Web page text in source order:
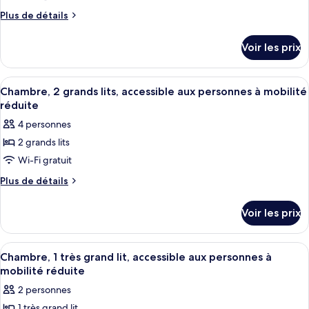
lit
ce
chambre :
Chambre,
accessible
aux
personnes
à
mobilité
réduite
Plus de détails
Plus
le
type
de
chambre
accessible
aux
personnes
à
mobilité
réduite
Voir les prix
Afficher
toutes
les
photos
pour
ce
type
Chambre,
2
grands
lits,
accessible
Une chambre d’hôtel avec deux lits,
6
Chambre, 2 grands lits, accessible aux personnes à mobilité
réduite
4 personnes
2 grands lits
Wi-Fi gratuit
Plus de détails
Plus
le
type
de
chambre
2
grands
Voir les prix
Afficher
toutes
les
photos
Une chambre d’hôtel avec un
5
Chambre, 1 très grand lit, accessible aux personnes à
mobilité réduite
2 personnes